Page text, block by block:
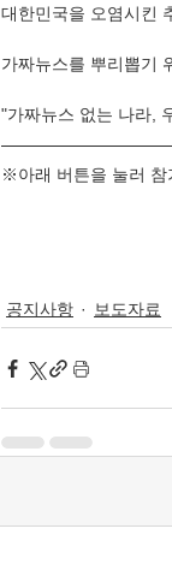
대한민국을 오염시킨
가짜뉴스를 뿌리뽑기
"가짜뉴스 없는 나라,
※아래 버튼을 눌러 참
공지사항 보도자료